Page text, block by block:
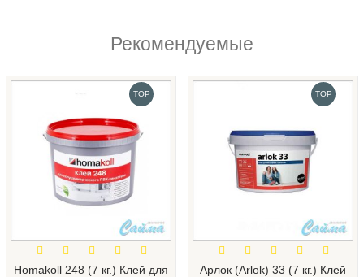
Рекомендуемые
TOP
Homakoll 248 (7 кг.) Клей для
TOP
Арлок (Arlok) 33 (7 кг.) Клей